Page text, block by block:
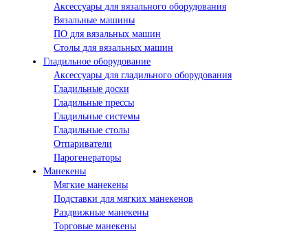
Аксессуары для вязального оборудования
Вязальные машины
ПО для вязальных машин
Столы для вязальных машин
Гладильное оборудование
Аксессуары для гладильного оборудования
Гладильные доски
Гладильные прессы
Гладильные системы
Гладильные столы
Отпариватели
Парогенераторы
Манекены
Мягкие манекены
Подставки для мягких манекенов
Раздвижные манекены
Торговые манекены